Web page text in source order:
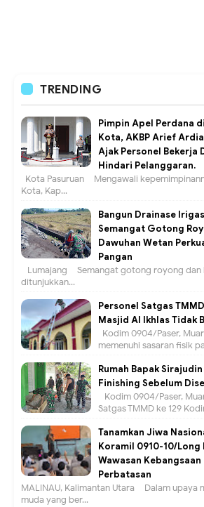
TRENDING
Pimpin Apel Perdana
Kota, AKBP Arief
Ajak Personel Bekerja
Hindari Pelanggaran.
Kota Pasuruan – Mengawali
Kota, Kap...
Bangun Drainase
Semangat Gotong
Dawuhan Wetan
Pangan
Lumajang – Semangat gotong royong dan
ditunjukkan...
Personel Satgas
Masjid Al Ikhlas Tidak
Kodim 0904/Paser,
memenuhi sasaran fisik
Rumah Bapak
Finishing Sebelum
Kodim 0904/Paser,
Satgas TMMD ke 129
Tanamkan Jiwa
Koramil 0910-10/Long
Wawasan
Perbatasan
MALINAU, Kalimantan Utara – Dalam upaya
muda yang ber...